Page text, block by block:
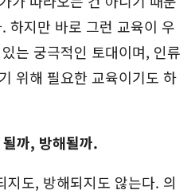
하지만 바로 그런 교육이 우
는 궁극적인 토대이며, 인류
위해 필요한 교육이기도 하
까, 방해될까.
지도, 방해되지도 않는다. 의